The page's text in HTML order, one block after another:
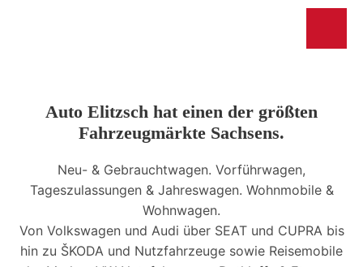
Auto Elitzsch hat einen der größten
Fahrzeugmärkte Sachsens.
Neu- & Gebrauchtwagen. Vorführwagen,
Tageszulassungen & Jahreswagen. Wohnmobile &
Wohnwagen.
Von Volkswagen und Audi über SEAT und CUPRA bis
hin zu ŠKODA und Nutzfahrzeuge sowie Reisemobile